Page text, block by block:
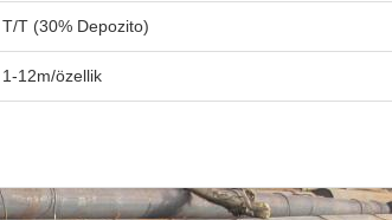
T/T (30% Depozito)
1-12m/özellik